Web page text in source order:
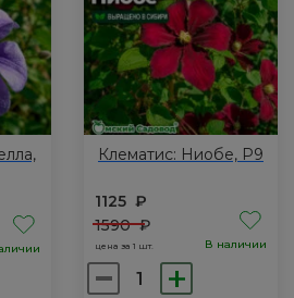
Р9
Клематис: Ниобе, Р9
1125 ₽
1590₽
цена за 1 шт. В наличии
Количество